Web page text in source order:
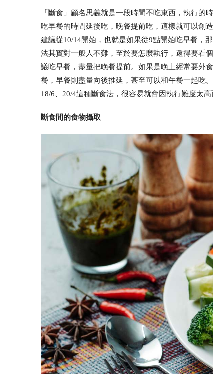
「斷食」顧名思義就是一段時間不吃東西，執行
吃早餐的時間延後吃，晚餐提前吃，這樣就可以創
建議從10/14開始，也就是如果從9點開始吃早餐，
法其實對一般人不難，至於要怎麼執行，還得要看
議吃早餐，盡量把晚餐提前。如果是晚上經常要外
餐，早餐則盡量向後推延，甚至可以和午餐一起吃
18/6、20/4這種斷食法，很容易就會因執行難度太高
斷食間的食物攝取